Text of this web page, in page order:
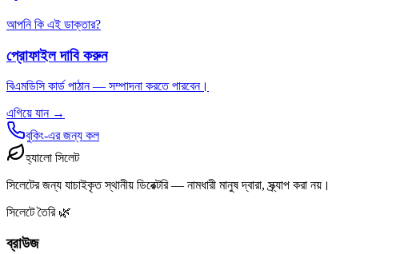
আপনি কি এই ডাক্তার?
প্রোফাইল দাবি করুন
বিএমডিসি কার্ড পাঠান — সম্পাদনা করতে পারবেন।
এগিয়ে যান →
বুকিং-এর জন্য কল
হ্যালো সিলেট
সিলেটের জন্য যাচাইকৃত স্থানীয় ডিরেক্টরি — নামধারী মানুষ দ্বারা, স্ক্র্যাপ করা নয়।
সিলেটে তৈরি 🌿
ব্রাউজ